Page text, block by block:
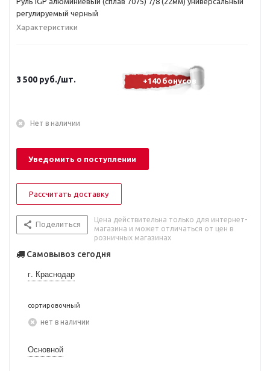
регулируемый черный
Характеристики
3 500 руб./шт. +140 бонусов
Нет в наличии
Уведомить о поступлении
Рассчитать доставку
Поделиться
Цена действительна только для интернет-
магазина и может отличаться от цен в
розничных магазинах
Самовывоз сегодня
г. Краснодар
сортировочный
Нет в наличии
Основной